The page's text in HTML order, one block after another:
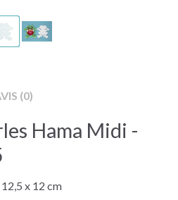
(0)
Hama Midi -
x 12 cm